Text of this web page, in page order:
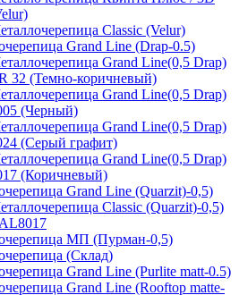
Classic (Velur)
Grand Line (Drap-0.5)
Grand Line(0,5 Drap)
32 (Темно-коричневый)
Grand Line(0,5 Drap)
(Черный)
Grand Line(0,5 Drap)
(Серый графит)
Grand Line(0,5 Drap)
(Коричневый)
Grand Line (Quarzit)-0,5)
Classic (Quarzit)-0,5)
МП (Пурман-0,5)
(Склад)
Grand Line (Purlite matt-0.5)
Grand Line (Rooftop matte-